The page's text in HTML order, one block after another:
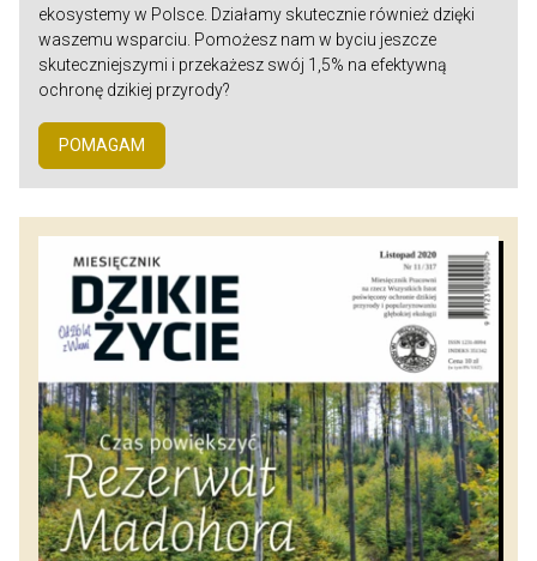
ekosystemy w Polsce. Działamy skutecznie również dzięki
waszemu wsparciu. Pomożesz nam w byciu jeszcze
skuteczniejszymi i przekażesz swój 1,5% na efektywną
ochronę dzikiej przyrody?
POMAGAM